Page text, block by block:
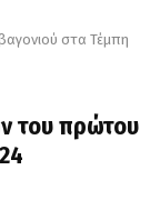
στα Τέμπη
του πρώτου